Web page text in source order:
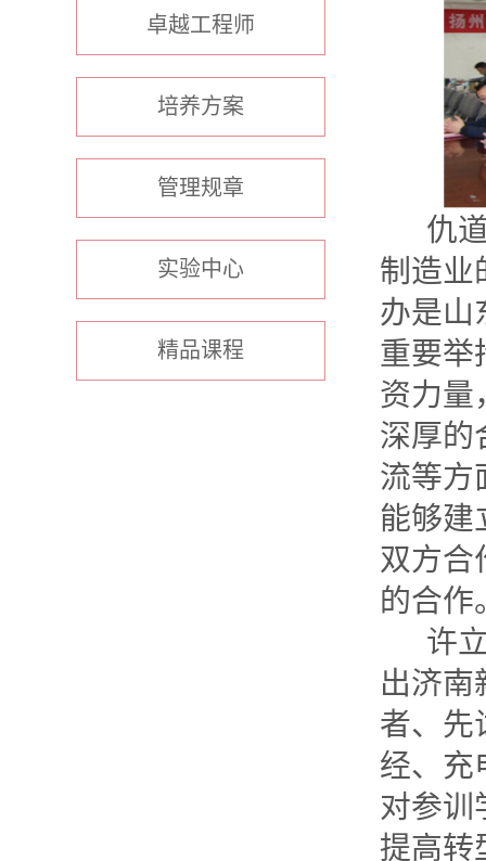
卓越工程师
培养方案
管理规章
实验中心
精品课程
仇
制造业
办是山
重要举
资力量
深厚的
流等方
能够建
双方合
的合作
许
出济南
者、先
经、充
对参训
提高转